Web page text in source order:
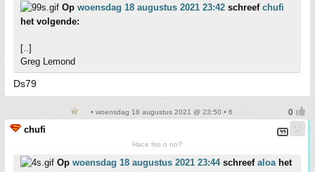
Op woensdag 18 augustus 2021 23:42 schreef chufi
het volgende:
[..]
Greg Lemond
Ds79
• woensdag 18 augustus 2021 @ 23:50 • 6
chufi
Hace frio o no?
Op woensdag 18 augustus 2021 23:44schreef aloahet